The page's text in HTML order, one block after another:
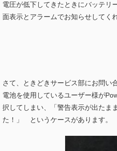
電圧が低下してきたときにバッテリ
面表示とアラームでお知らせしてく
さて、ときどきサービス部にお問い
電池を使用しているユーザー様が
択してしまい、「警告表示が出たま
た！」 というケースがあります。